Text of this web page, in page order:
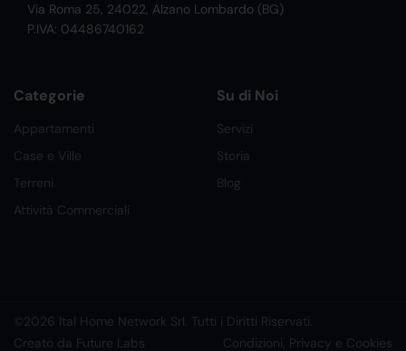
Via Roma 25, 24022, Alzano Lombardo (BG)
P.IVA: 04486740162
Categorie
Appartamenti
Case e Ville
Terreni
Attività Commerciali
Su di Noi
Servizi
Storia
Blog
©2026 Ital Home Network Srl. Tutti i Diritti Riservati.
Creato da Future Labs
Condizioni, Privacy e Cookies